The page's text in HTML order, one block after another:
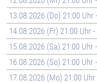
13.08.2026 (Do) 21:00 Uhr
14.08.2026 (Fr) 21:00 Uhr
15.08.2026 (Sa) 21:00 Uhr
16.08.2026 (So) 21:00 Uhr
17.08.2026 (Mo) 21:00 Uhr